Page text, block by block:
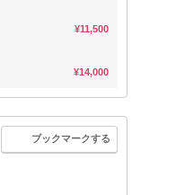
¥11,500
¥14,000
ブックマークする